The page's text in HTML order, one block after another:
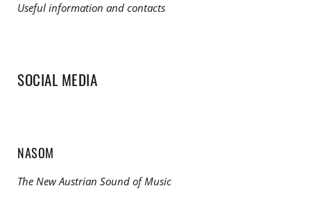
Useful information and contacts
SOCIAL MEDIA
NASOM
The New Austrian Sound of Music